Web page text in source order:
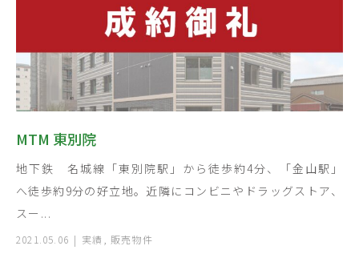
MTM 東別院
地下鉄 名城線「東別院駅」から徒歩約4分、「金山駅」
へ徒歩約9分の好立地。近隣にコンビニやドラッグストア、
スー...
2021.05.06 実績 販売物件